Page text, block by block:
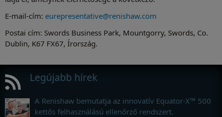
E-mail-cím: eurepresentative@renishaw.com
Postai cím: Swords Business Park, Mountgorry, Swords, Co.
Dublin, K67 FX67, Írország.
Legújabb hírek
A Renishaw bemutatja az innovatív Equator-X™ 500
kettős felhasználású ellenőrző rendszert.